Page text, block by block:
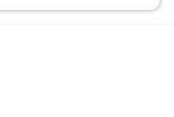
sacra a papyrifera